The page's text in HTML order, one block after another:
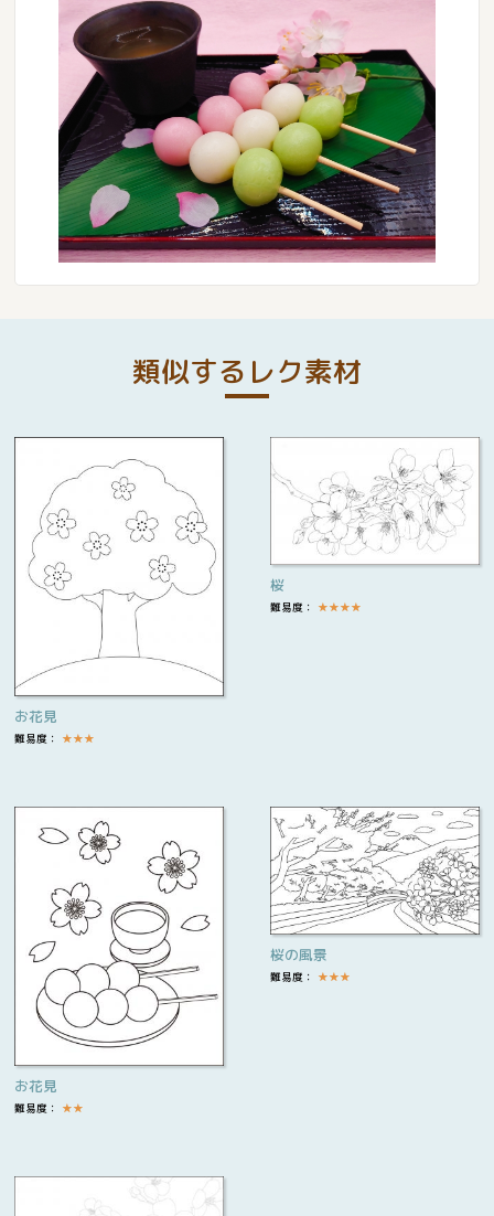
類似するレク素材
お花見
難易度： ★★★
桜
難易度： ★★★★
お花見
難易度： ★★
桜の風景
難易度： ★★★